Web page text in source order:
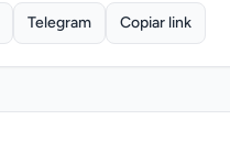
Telegram Copiar link